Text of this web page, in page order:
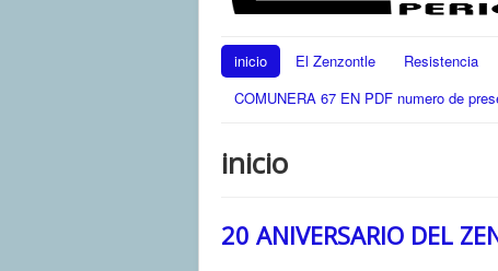
inicio El Zenzontle Resistencia
COMUNERA 67 EN PDF numero de
inicio
20 ANIVERSARIO DEL